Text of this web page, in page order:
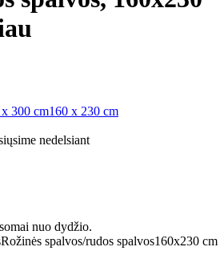
300 cm160 x 230 cm
nedelsiant
nuo dydžio.
Rožinės spalvos/rudos spalvos160x230 cm